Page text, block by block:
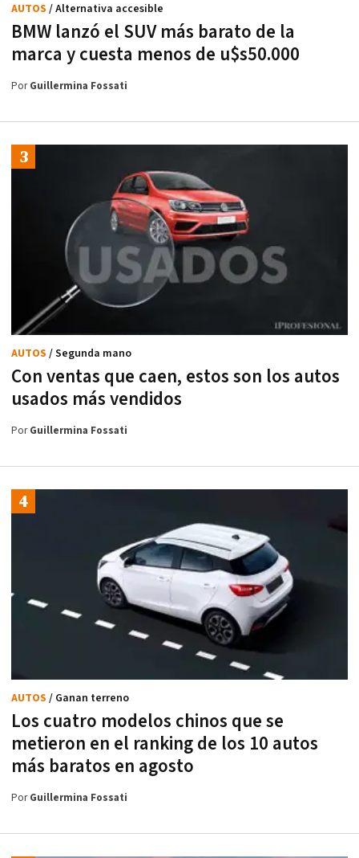
BMW lanzó el SUV más barato de la
marca y cuesta menos de u$s50.000
AUTOS / Alternativa accesible
PorGuillermina Fossati
Con ventas que caen, estos son los autos
usados más vendidos
AUTOS / Segunda mano
PorGuillermina Fossati
Los cuatro modelos chinos que se
metieron en el ranking de los 10 autos
más baratos en agosto
AUTOS / Ganan terreno
PorGuillermina Fossati